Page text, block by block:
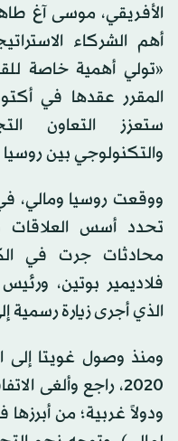
الأفريقي، موسى آغ
أهم الشركاء
«تولي أهمية خاصة
المقرر عقدها في
ستعزز التعاون
والتكنولوجي بين روسيا
تحدد أسس العلاقات
محادثات جرت في
فلاديمير بوتين،
الذي أجرى زيارة رسمية
ومنذ وصول غويتا
2020، راجع وألغى
ودولاً غربية؛ من أبرزها